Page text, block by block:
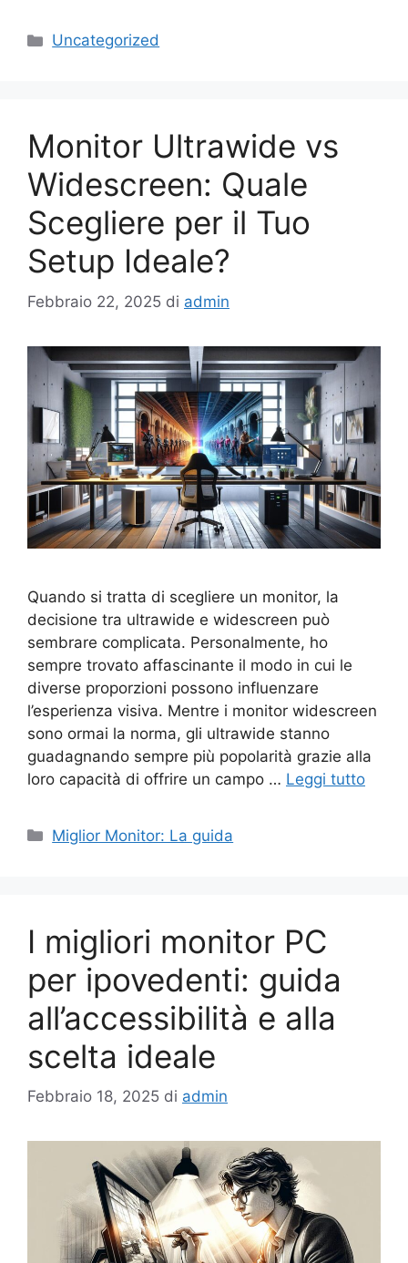
Categorie
Uncategorized
Monitor Ultrawide vs
Widescreen: Quale
Scegliere per il Tuo
Setup Ideale?
Febbraio 22, 2025 di admin
Quando si tratta di scegliere un monitor, la
decisione tra ultrawide e widescreen può
sembrare complicata. Personalmente, ho
sempre trovato affascinante il modo in cui le
diverse proporzioni possono influenzare
l’esperienza visiva. Mentre i monitor widescreen
sono ormai la norma, gli ultrawide stanno
guadagnando sempre più popolarità grazie alla
loro capacità di offrire un campo … Leggi tutto
Categorie
Miglior Monitor: La guida
I migliori monitor PC
per ipovedenti: guida
all’accessibilità e alla
scelta ideale
Febbraio 18, 2025 di admin